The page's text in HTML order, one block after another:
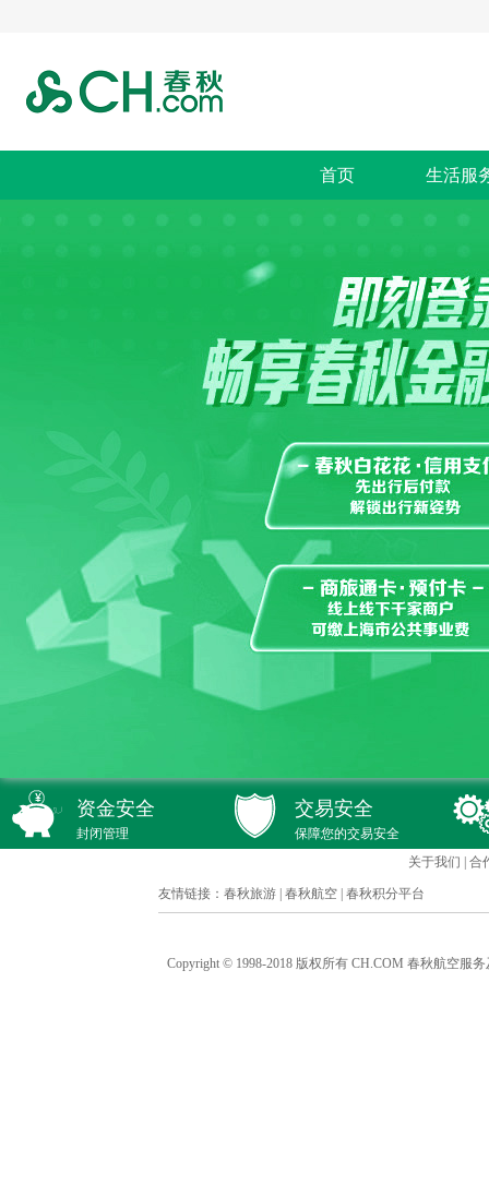
首页 生活服
资金安全
封闭管理
交易安全
保障您的交易安全
关于我们
合
友情链接： 春秋旅游 春秋航空 春秋积分平台
Copyright © 1998-2018 版权所有 CH.COM 春秋航空服